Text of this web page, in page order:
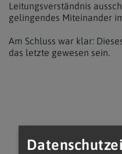
Leitungsverständnis
gelingendes Miteinander
Am Schluss war klar:
das letzte gewesen sein.